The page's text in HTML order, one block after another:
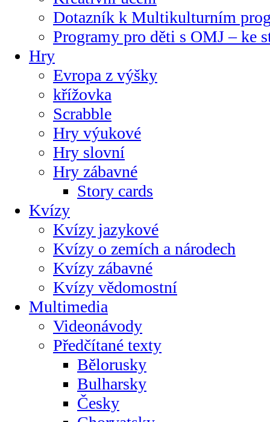
Dotazník k Multikulturním
Programy pro děti s OMJ – ke
Hry
Evropa z výšky
křížovka
Scrabble
Hry výukové
Hry slovní
Hry zábavné
Story cards
Kvízy
Kvízy jazykové
Kvízy o zemích a národech
Kvízy zábavné
Kvízy vědomostní
Multimedia
Videonávody
Předčítané texty
Bělorusky
Bulharsky
Česky